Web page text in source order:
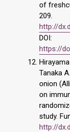
of
209.
http://
DOI:
https://
Tanaka
onion
on
study.
http://